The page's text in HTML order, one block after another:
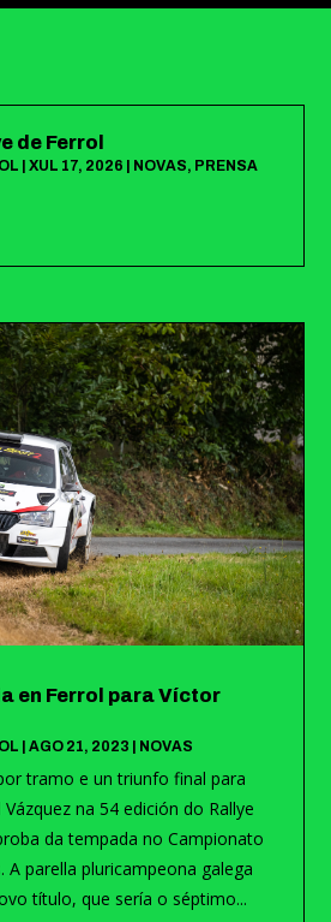
de Ferrol
|XUL 17, 2026 NOVAS, PRENSA
en Ferrol para Víctor
|AGO 21, 2023 | NOVAS
tramo e un triunfo final para
na 54 edición do Rallye
da tempada no Campionato
A parella pluricampeona galega
título, que sería o séptimo...